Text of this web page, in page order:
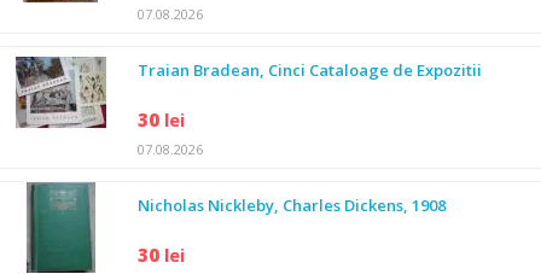
07.08.2026
Traian Bradean, Cinci Cataloage de Expozitii
30 lei
07.08.2026
Nicholas Nickleby, Charles Dickens, 1908
30 lei